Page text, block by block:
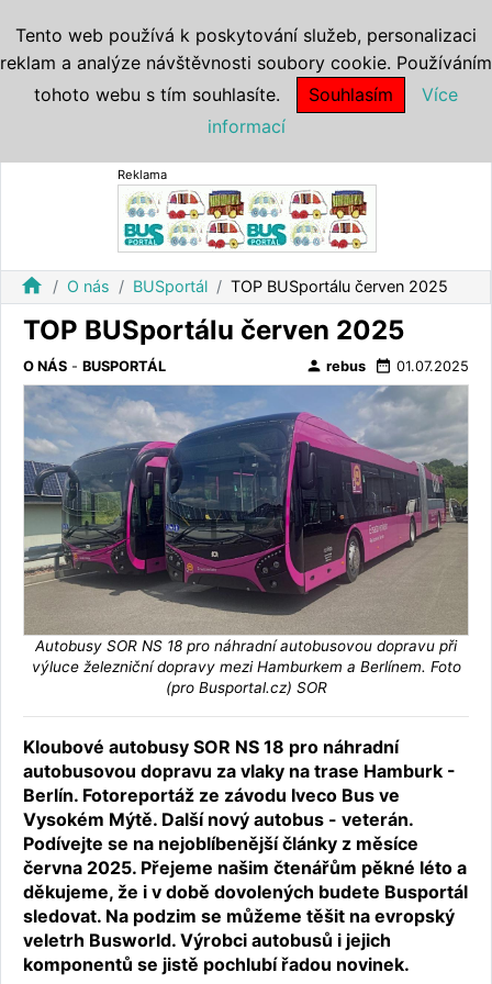
Reklama
home O nás BUSportál TOP BUSportálu červen 2025
TOP BUSportálu červen 2025
O NÁS - BUSPORTÁL person rebus date_range 01.07.2025
Autobusy SOR NS 18 pro náhradní autobusovou dopravu při
výluce železniční dopravy mezi Hamburkem a Berlínem. Foto
(pro Busportal.cz) SOR
Kloubové autobusy SOR NS 18 pro náhradní
autobusovou dopravu za vlaky na trase Hamburk -
Berlín. Fotoreportáž ze závodu Iveco Bus ve
Vysokém Mýtě. Další nový autobus - veterán.
Podívejte se na nejoblíbenější články z měsíce
června 2025. Přejeme našim čtenářům pěkné léto a
děkujeme, že i v době dovolených budete Busportál
sledovat. Na podzim se můžeme těšit na evropský
veletrh Busworld. Výrobci autobusů i jejich
komponentů se jistě pochlubí řadou novinek.
Tento web používá k poskytování služeb, personalizaci
reklam a analýze návštěvnosti soubory cookie. Používáním
tohoto webu s tím souhlasíte.
Souhlasím
Více
informací